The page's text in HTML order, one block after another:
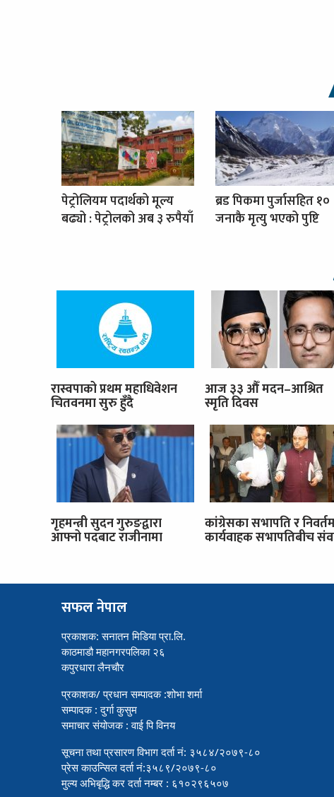
पेट्रोलियम पदार्थको मूल्य
बढ्यो : पेट्रोलको अब ३ रुपैयाँ
ब्रड पिकमा पुर्जासहित १०
जनाकै मृत्यु भएको पुष्टि
रास्वपाको प्रथम महाधिवेशन
चितवनमा सुरु हुँदै
आज ३३ औँ मदन–आश्रित
स्मृति दिवस
गृहमन्त्री सुदन गुरुङद्वारा
आफ्नो पदबाट राजीनामा
कांग्रेसका सभापति र
कार्यवाहक सभापतिबीच
सफल नेपाल
प्रकाशक: सनातन मिडिया प्रा.लि.
काठमाडौ महानगरपलिका २६
कपुरधारा लैनचौर
प्रकाशक/ प्रधान सम्पादक :शोभा शर्मा
सम्पादक : दुर्गा कुसुम
समाचार संयोजक : वाई पि विनय
सूचना तथा प्रसारण विभाग दर्ता नं: ३५८४/२०७९-८०
प्रेस काउन्सिल दर्ता नं:३५८९/२०७९-८०
मुल्य अभिबृद्धि कर दर्ता नम्बर : ६१०२९६५०७